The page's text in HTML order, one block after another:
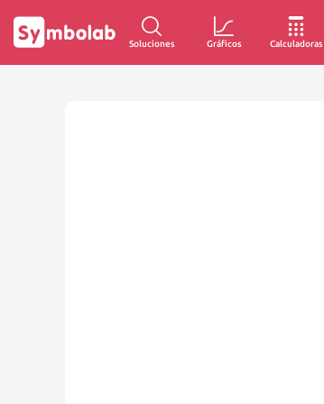
Soluciones Gráficos Calculadoras